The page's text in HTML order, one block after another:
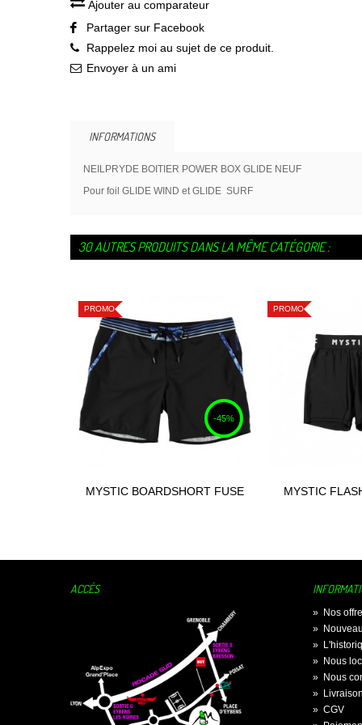
Ajouter au comparateur
Partager sur Facebook
Rappelez moi au sujet de ce produit.
Envoyer à un ami
INFORMATIONS
NEILPRYDE BOITIER POWER BOX GLIDE NEUF
Pour foil GLIDE WIND et GLIDE SURF
30 AUTRES PRODUITS DANS LA MÊME CATÉGORIE :
PROMO
-45%
Ajouter au panier
MYSTIC BOARDSHORT FUSE
PROMO
MYSTIC
ACCÈS
» Nos
»
»
» Nous
» Nous
»
» CGV